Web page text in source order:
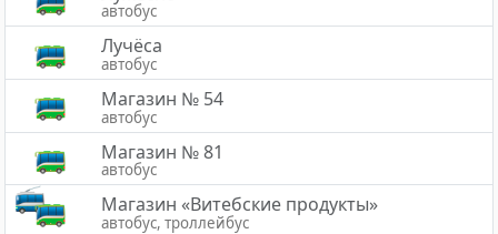
автобус
Лучёса
автобус
Магазин № 54
автобус
Магазин № 81
автобус
Магазин «Витебские продукты»
автобус, троллейбус